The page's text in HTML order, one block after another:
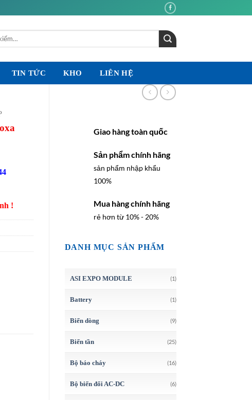
TIN TỨC KHO LIÊN HỆ
Giao hàng toàn quốc
Sản phẩm chính hãng
sản phẩm nhập khẩu
100%
Mua hàng chính hãng
rẻ hơn từ 10% - 20%
DANH MỤC SẢN PHẨM
ASI EXPO MODULE (1)
Battery (1)
Biến dòng (9)
Biến tần (25)
Bộ báo cháy (16)
Bộ biến đổi AC-DC (6)
!